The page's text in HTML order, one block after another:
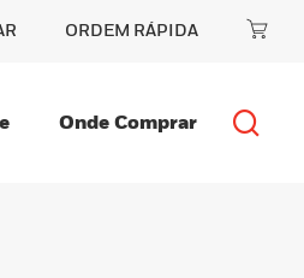
ORDEM RÁPIDA
Onde Comprar